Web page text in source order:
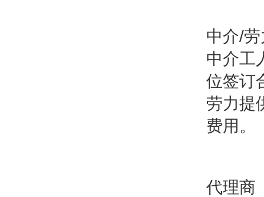
中介/
中介工
位签订
劳力提
费用。
代理商